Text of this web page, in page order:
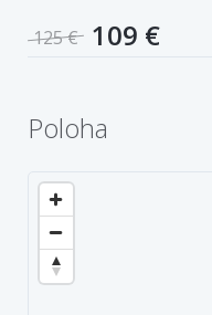
125 € 109 €
Poloha